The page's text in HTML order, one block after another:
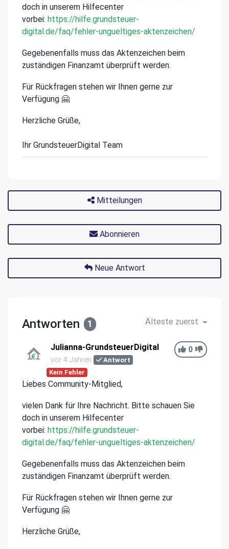
doch in unserem Hilfecenter
vorbei: https://hilfe.grundsteuer-
digital.de/faq/fehler-ungueltiges-aktenzeichen/
Gegebenenfalls muss das Aktenzeichen beim
zuständigen Finanzamt überprüft werden.
Für Rückfragen stehen wir Ihnen gerne zur
Verfügung 🤗
Herzliche Grüße,
Ihr GrundsteuerDigital Team
Mitteilungen
Abonnieren
Neue Antwort
Antworten 1 Älteste zuerst
0
Julianna-GrundsteuerDigital
vor 4 Jahren
Antwort
Kein Fehler
Liebes Community-Mitglied,
vielen Dank für Ihre Nachricht. Bitte schauen Sie
doch in unserem Hilfecenter
vorbei: https://hilfe.grundsteuer-
digital.de/faq/fehler-ungueltiges-aktenzeichen/
Gegebenenfalls muss das Aktenzeichen beim
zuständigen Finanzamt überprüft werden.
Für Rückfragen stehen wir Ihnen gerne zur
Verfügung 🤗
Herzliche Grüße,